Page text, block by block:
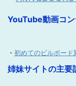
YouTube動画コ
・ 初めてのビルボード
姉妹サイトの主要